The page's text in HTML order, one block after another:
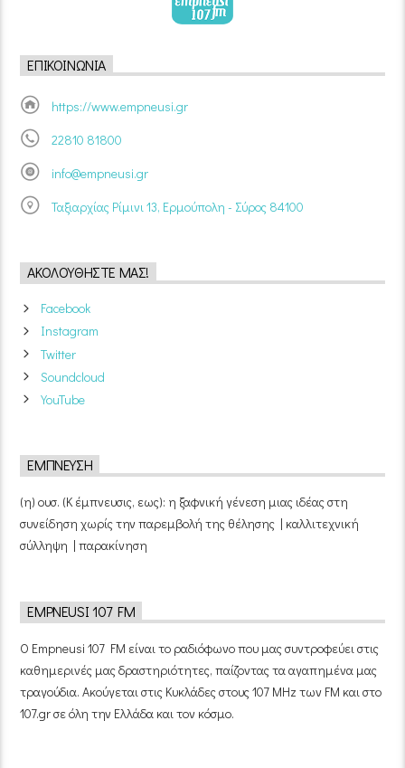
ΕΠΙΚΟΙΝΩΝΊΑ
https://www.empneusi.gr
22810 81800
info@empneusi.gr
Ταξιαρχίας Ρίμινι 13, Ερμούπολη - Σύρος 84100
ΑΚΟΛΟΥΘΉΣΤΕ ΜΑΣ!
Facebook
Instagram
Twitter
Soundcloud
YouTube
ΈΜΠΝΕΥΣΗ
(η) ουσ. (Κ έμπνευσις, εως): η ξαφνική γένεση μιας ιδέας στη
συνείδηση χωρίς την παρεμβολή της θέλησης | καλλιτεχνική
σύλληψη | παρακίνηση
EMPNEUSI 107 FM
Ο Empneusi 107 FM είναι το ραδιόφωνο που μας συντροφεύει στις
καθημερινές μας δραστηριότητες, παίζοντας τα αγαπημένα μας
τραγούδια. Ακούγεται στις Κυκλάδες στους 107 MHz των FM και στο
107.gr σε όλη την Ελλάδα και τον κόσμο.